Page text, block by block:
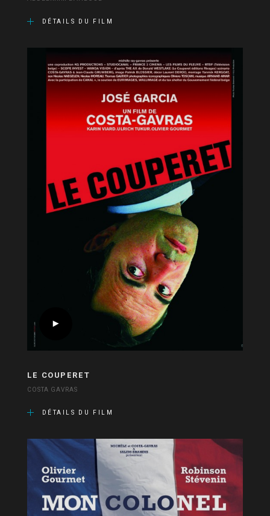
DÉTAILS DU FILM
LE COUPERET
COSTA GAVRAS
DÉTAILS DU FILM